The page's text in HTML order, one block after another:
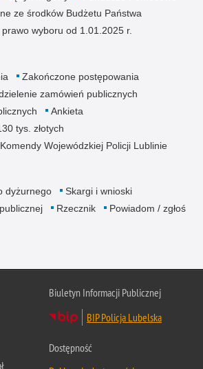
ze środków Budżetu Państwa
wyboru od 1.01.2025 r.
Zakończone postępowania
zamówień publicznych
Ankieta
tys. złotych
Wojewódzkiej Policji Lublinie
dyżurnego
Skargi i wnioski
Rzecznik
Powiadom / zgłoś
Biuletyn Informacji Publicznej
BIP Policja Lubelska
Dostępność